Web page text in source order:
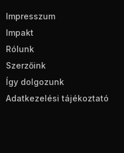
Impresszum
Impakt
Rólunk
Szerzőink
Így dolgozunk
Adatkezelési tájékoztató